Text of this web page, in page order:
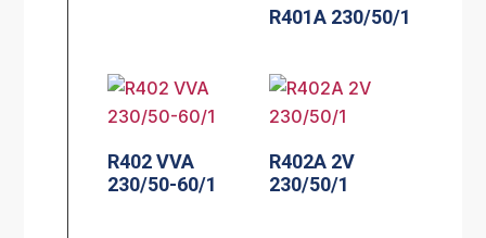
R401A 230/50/1
R402 VVA
230/50-60/1
R402A 2V
230/50/1